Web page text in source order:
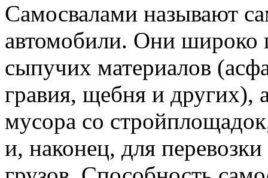
Самосвалами называют
автомобили. Они широко
сыпучих материалов
гравия, щебня и других),
мусора со
и, наконец, для